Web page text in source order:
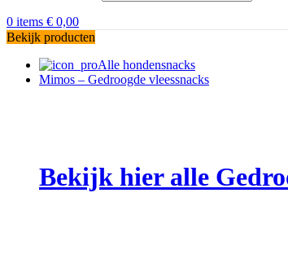
0 items € 0,00
Bekijk producten
Alle hondensnacks
Mimos – Gedroogde vleessnacks
Bekijk hier alle